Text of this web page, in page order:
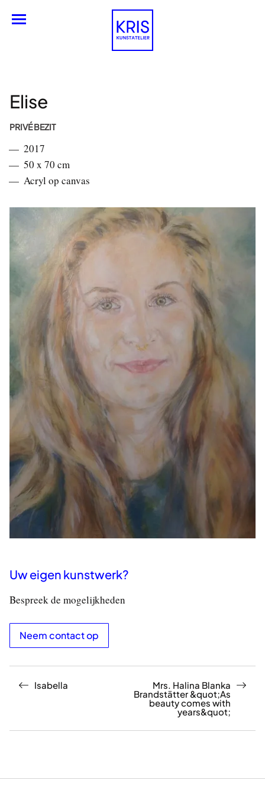
Nederlands
Elise
PRIVÉ BEZIT
2017
50 x 70 cm
Acryl op canvas
Uw eigen kunstwerk?
Bespreek de mogelijkheden
Neem contact op
Isabella Mrs. Halina Blanka
Brandstätter &quot;As
beauty comes with
years&quot;